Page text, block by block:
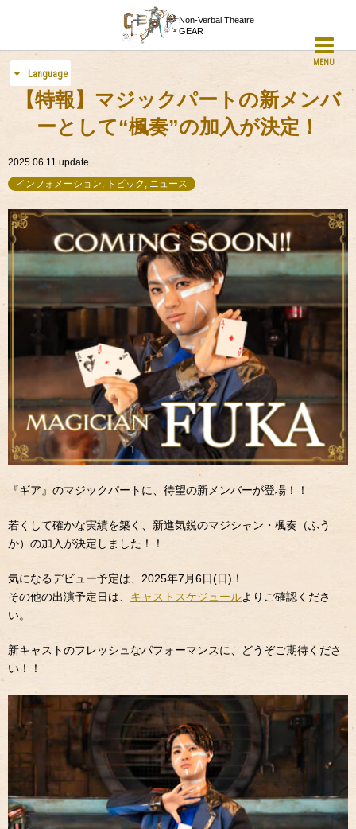
Non-Verbal Theatre
GEAR
MENU
Language
【特報】マジックパートの新メンバ
ーとして“楓奏”の加入が決定！
2025.06.11 update
インフォメーション, トピック, ニュース
『ギア』のマジックパートに、待望の新メンバーが登場！！
若くして確かな実績を築く、新進気鋭のマジシャン・楓奏（ふう
か）の加入が決定しました！！
気になるデビュー予定は、2025年7月6日(日)！
その他の出演予定日は、 キャストスケジュールよりご確認くださ
い。
新キャストのフレッシュなパフォーマンスに、どうぞご期待くださ
い！！